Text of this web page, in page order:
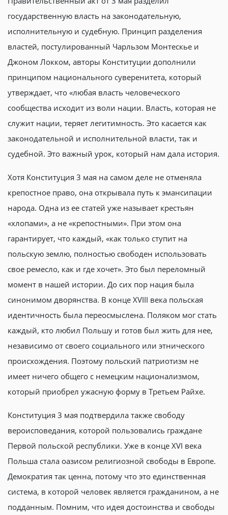
государственную власть на законодательную,
исполнительную и судебную. Принцип разделения
властей, постулированный Чарльзом Монтескье и
Джоном Локком, авторы Конституции дополнили
принципом национального суверенитета, который
утверждает, что «любая власть человеческого
сообщества исходит из воли нации. Власть, которая не
служит нации, теряет легитимность. Это касается как
законодательной и исполнительной власти, так и
судебной. Это важный урок, который нам дала история.
Хотя Конституция 3 мая на самом деле не отменяла
крепостное право, она открывала путь к эмансипации
народа. Одна из ее статей уже называет крестьян
«хлопами», а не «крепостными». При этом она
гарантирует, что каждый, «как только ступит на
польскую землю, полностью свободен использовать
свое ремесло, как и где хочет». Это был переломный
момент в нашей истории. До сих пор нация была
синонимом дворянства. В конце XVIII века польская
идентичность была переосмыслена. Поляком мог стать
каждый, кто любил Польшу и готов был жить для нее,
независимо от своего социального или этнического
происхождения. Поэтому польский патриотизм не
имеет ничего общего с немецким национализмом,
который приобрел ужасную форму в Третьем Райхе.
Конституция 3 мая подтвердила также свободу
вероисповедания, которой пользовались граждане
Первой польской республики. Уже в конце XVI века
Польша стала оазисом религиозной свободы в Европе.
Демократия так ценна, потому что это единственная
система, в которой человек является гражданином, а не
подданным. Помним, что идея достоинства и свободы